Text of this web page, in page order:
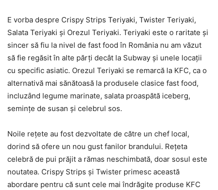
E vorba despre Crispy Strips Teriyaki, Twister Teriyaki,
Salata Teriyaki şi Orezul Teriyaki. Teriyaki este o raritate şi
sincer să fiu la nivel de fast food în România nu am văzut
să fie regăsit în alte părţi decât la Subway şi unele locaţii
cu specific asiatic. Orezul Teriyaki se remarcă la KFC, ca o
alternativă mai sănătoasă la produsele clasice fast food,
incluzând legume marinate, salata proaspătă iceberg,
seminţe de susan şi celebrul sos.
Noile reţete au fost dezvoltate de către un chef local,
dorind să ofere un nou gust fanilor brandului. Reţeta
celebră de pui prăjit a rămas neschimbată, doar sosul este
noutatea. Crispy Strips şi Twister primesc această
abordare pentru că sunt cele mai îndrăgite produse KFC